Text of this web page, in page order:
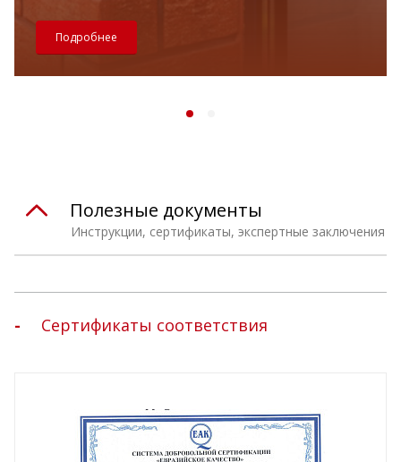
Подробнее
Инструкции, сертификаты, экспертные заключения
Полезные документы
Сертификаты соответствия